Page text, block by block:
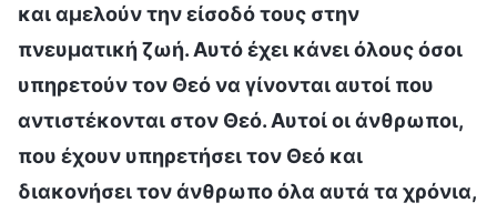
και αμελούν την είσοδό τους στην
πνευματική ζωή. Αυτό έχει κάνει όλους όσοι
υπηρετούν τον Θεό να γίνονται αυτοί που
αντιστέκονται στον Θεό. Αυτοί οι άνθρωποι,
που έχουν υπηρετήσει τον Θεό και
διακονήσει τον άνθρωπο όλα αυτά τα χρόνια,